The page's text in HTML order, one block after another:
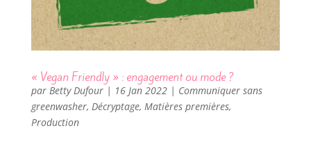
« Vegan Friendly » : engagement ou mode ?
par Betty Dufour| 16 Jan 2022| Communiquer sans
greenwasher, Décryptage, Matières premières,
Production